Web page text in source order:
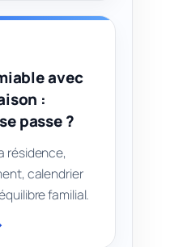
avec
:
passe ?
résidence,
calendrier
familial.